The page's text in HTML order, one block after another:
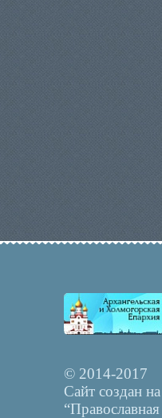
© 2014-2017
Сайт создан